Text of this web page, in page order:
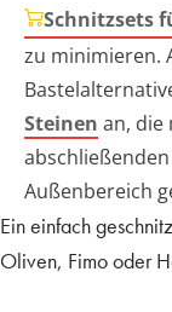
Schnitzsets
zu minimieren.
Steinen an, die
Außenbereich
Ein einfach
Oliven, Fimo oder